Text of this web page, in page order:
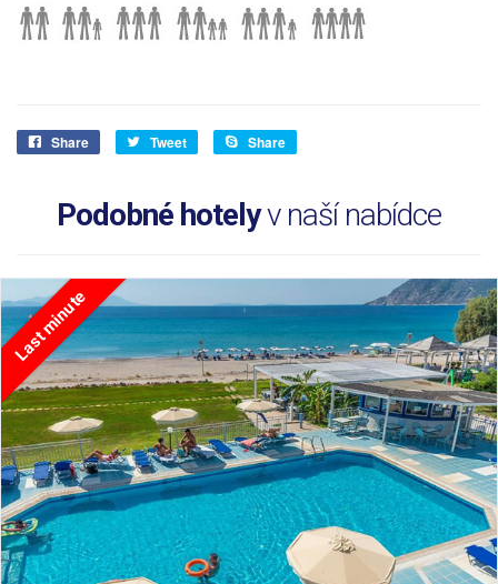
Share Tweet Share
Podobné hotelyv naší nabídce
Last minute